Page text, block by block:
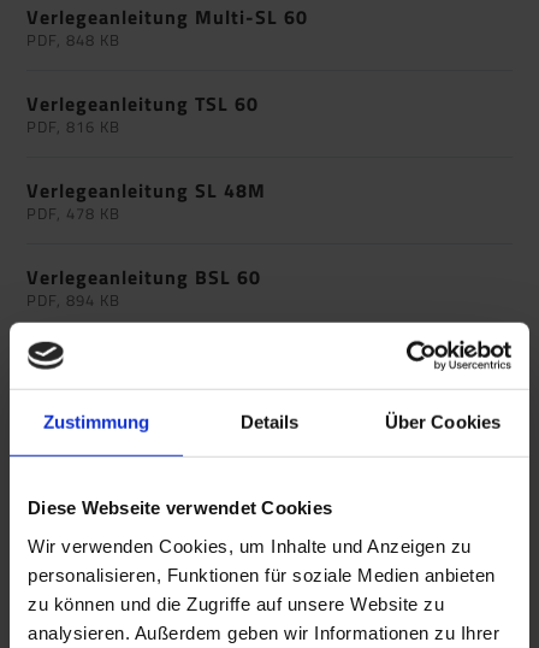
Zustimmung Details Über Cookies
Diese Webseite verwendet Cookies
Wir verwenden Cookies, um Inhalte und Anzeigen zu
personalisieren, Funktionen für soziale Medien anbieten
zu können und die Zugriffe auf unsere Website zu
analysieren. Außerdem geben wir Informationen zu Ihrer
Verlegeanleitung Multi-SL 60
PDF, 848 KB
Verlegeanleitung TSL 60
PDF, 816 KB
Verlegeanleitung SL 48M
PDF, 478 KB
Verlegeanleitung BSL 60
PDF, 894 KB
Verlegeanleitung TSL 55/6
PDF, 819 KB
Verlegeanleitung TSL 55/6 SK
Verlegeanleitung TSL 55/7
PDF, 1.069 KB
Verlegeanleitung TSL 55/7 SK